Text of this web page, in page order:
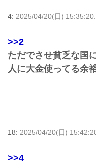
4: 2025/04/20(日)
>>2
ただでさせ貧乏な国
人に大金使ってる余
18: 2025/04/20(日)
>>4